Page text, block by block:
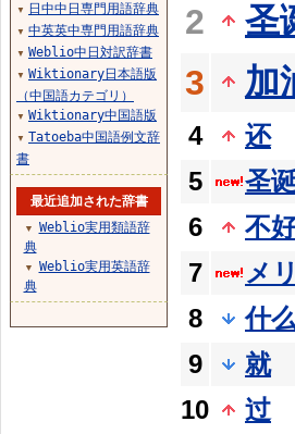
2
圣
3
加
4
还
5
圣
6
不
7
メ
8
什么
9
就
10
过
▼ 日中中日専門用語辞典
▼ 中英英中専門用語辞典
▼ Weblio中日対訳辞書
▼ Wiktionary日本語版
（中国語カテゴリ）
▼ Wiktionary中国語版
▼ Tatoeba中国語例文辞
書
最近追加された辞書
▼
Weblio実用類語辞
典
▼
Weblio実用英語辞
典